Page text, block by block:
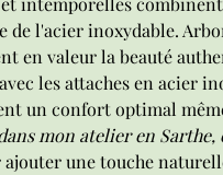
de l'acier inoxydable.
en valeur la beauté
les attaches en acier
un confort optimal
mon atelier en Sarthe,
une touche